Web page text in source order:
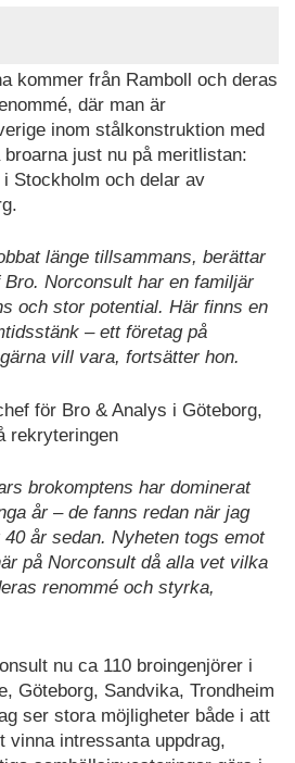
kommer från Ramboll och deras
där man är
inom stålkonstruktion med
just nu på meritlistan:
Stockholm och delar av
länge tillsammans, berättar
Norconsult har en familjär
och stor potential. Här finns en
– ett företag på
vill vara, fortsätter hon.
för Bro & Analys i Göteborg,
rekryteringen
brokomptens har dominerat
år – de fanns redan när jag
år sedan. Nyheten togs emot
på Norconsult då alla vet vilka
renommé och styrka,
nu ca 110 broingenjörer i
Göteborg, Sandvika, Trondheim
ser stora möjligheter både i att
vinna intressanta uppdrag,